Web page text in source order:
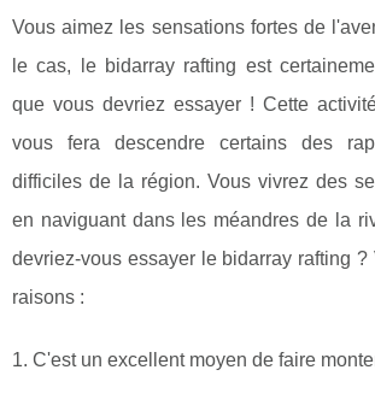
Vous aimez les sensations fortes de
le cas, le bidarray rafting est
que vous devriez essayer ! Cette
vous fera descendre certains des
difficiles de la région. Vous vivrez des
en naviguant dans les méandres de la
devriez-vous essayer le bidarray rafting
raisons :
1. C'est un excellent moyen de faire